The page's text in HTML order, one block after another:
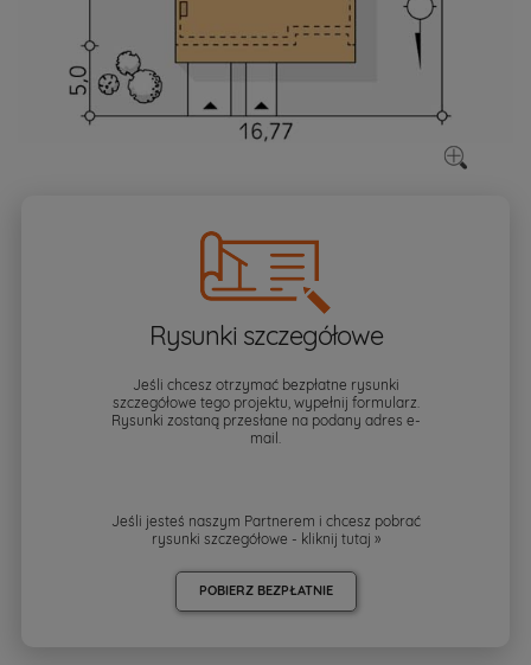
Rysunki szczegółowe
Jeśli chcesz otrzymać bezpłatne rysunki
szczegółowe tego projektu, wypełnij formularz.
Rysunki zostaną przesłane na podany adres e-
mail.
Jeśli jesteś naszym Partnerem i chcesz pobrać
rysunki szczegółowe - kliknij tutaj »
POBIERZ BEZPŁATNIE